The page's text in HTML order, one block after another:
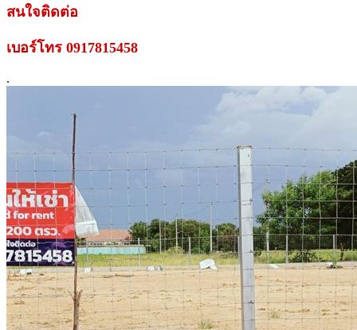
สนใจติดต่อ
เบอร์โทร 0917815458
.